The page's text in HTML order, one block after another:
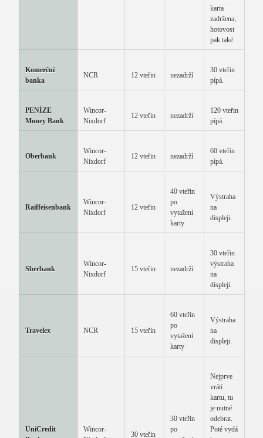
karta
zadržena,
hotovost
pak také.
Komerční
banka
NCR 12 vteřin nezadrží
30 vteřin
pípá.
PENÍZE
Money Bank
Wincor-
Nixdorf
12 vteřin nezadrží
120 vteřin
pípá.
Oberbank
Wincor-
Nixdorf
12 vteřin nezadrží
60 vteřin
pípá.
Raiffeisenbank
Wincor-
Nixdorf
12 vteřin
40 vteřin
po
vytažení
karty
Výstraha
na
displeji.
Sberbank
Wincor-
Nixdorf
15 vteřin nezadrží
30 vteřin
výstraha
na
displeji.
Travelex NCR 15 vteřin
60 vteřin
po
vytažení
karty
Výstraha
na
displeji.
UniCredit
Wincor-
30 vteřin
30 vteřin
po
Nejprve
vrátí
kartu, tu
je nutné
odebrat.
Poté vydá